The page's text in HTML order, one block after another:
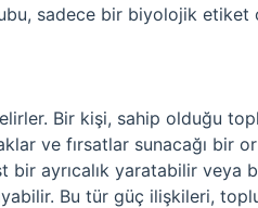
sadece bir biyolojik etiket
Bir kişi, sahip olduğu
ve fırsatlar sunacağı bir
bir ayrıcalık yaratabilir veya
Bu tür güç ilişkileri,